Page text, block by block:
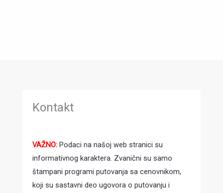
Kontakt
VAŽNO: Podaci na našoj web stranici su
informativnog karaktera. Zvanični su samo
štampani programi putovanja sa cenovnikom,
koji su sastavni deo ugovora o putovanju i